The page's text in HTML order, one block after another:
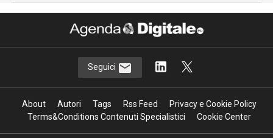
Seguici
About Autori Tags Rss Feed
Privacy e Cookie Policy
Terms&Conditions Contenuti Specialistici
Cookie Center